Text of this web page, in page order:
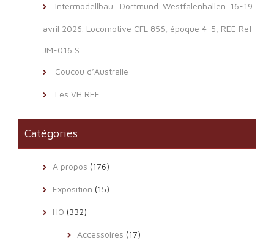
Intermodellbau . Dortmund. Westfalenhallen. 16-19
avril 2026. Locomotive CFL 856, époque 4-5, REE Ref
JM-016 S
Coucou d’Australie
Les VH REE
Catégories
A propos (176)
Exposition (15)
HO (332)
Accessoires (17)